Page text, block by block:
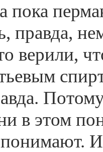
пока
правда,
верили,
в этом